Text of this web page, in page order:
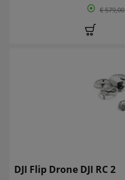
€ 579,00
DJI Flip Drone DJI RC 2